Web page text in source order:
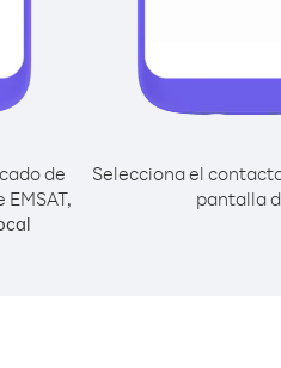
de
Selecciona el
pantalla